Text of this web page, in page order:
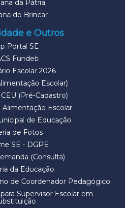
da Pátria
do Brincar
e Outros
Portal SE
Fundeb
Escolar 2026
Escolar)
(Pré-Cadastro)
Alimentação Escolar
de Educação
de Fotos
SE - DGPE
(Consulta)
da Educação
de Coordenador Pedagógico
Supervisor Escolar em